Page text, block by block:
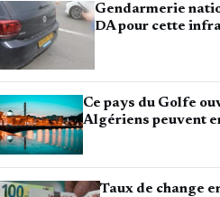
Gendarmerie
DA pour cette
Ce pays du Golfe
Algériens peuvent
Taux de change